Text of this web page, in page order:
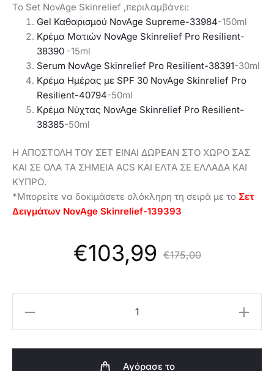
Το Set NovAge Skinrelief ,περιλαμβάνει:
Gel Καθαρισμού NovAge Supreme-33984-150ml
Κρέμα Ματιών NovAge Skinrelief Pro Resilient-
38390 -15ml
Serum NovAge Skinrelief Pro Resilient-38391-30ml
Κρέμα Ημέρας με SPF 30 NovAge Skinrelief Pro
Resilient-40794-50ml
Κρέμα Νύχτας NovAge Skinrelief Pro Resilient-
38385-50ml
Η ΑΠΟΣΤΟΛΗ ΤΟΥ ΣΕΤ ΕΙΝΑΙ ΔΩΡΕΑΝ ΣΤΟ ΧΩΡΟ ΣΑΣ
ΚΑΙ ΣΕ ΟΛΑ ΤΑ ΣΗΜΕΙΑ ΑCS ΚΑΙ ΕΛΤΑ ΣΕ ΕΛΛΑΔΑ ΚΑΙ
ΚΥΠΡΟ.
*Μπορείτε να δοκιμάσετε ολόκληρη τη σειρά με το Σετ
Δειγμάτων NovAge Skinrelief-139393
€175,00
Original
price
€103,99
Αγόρασε το